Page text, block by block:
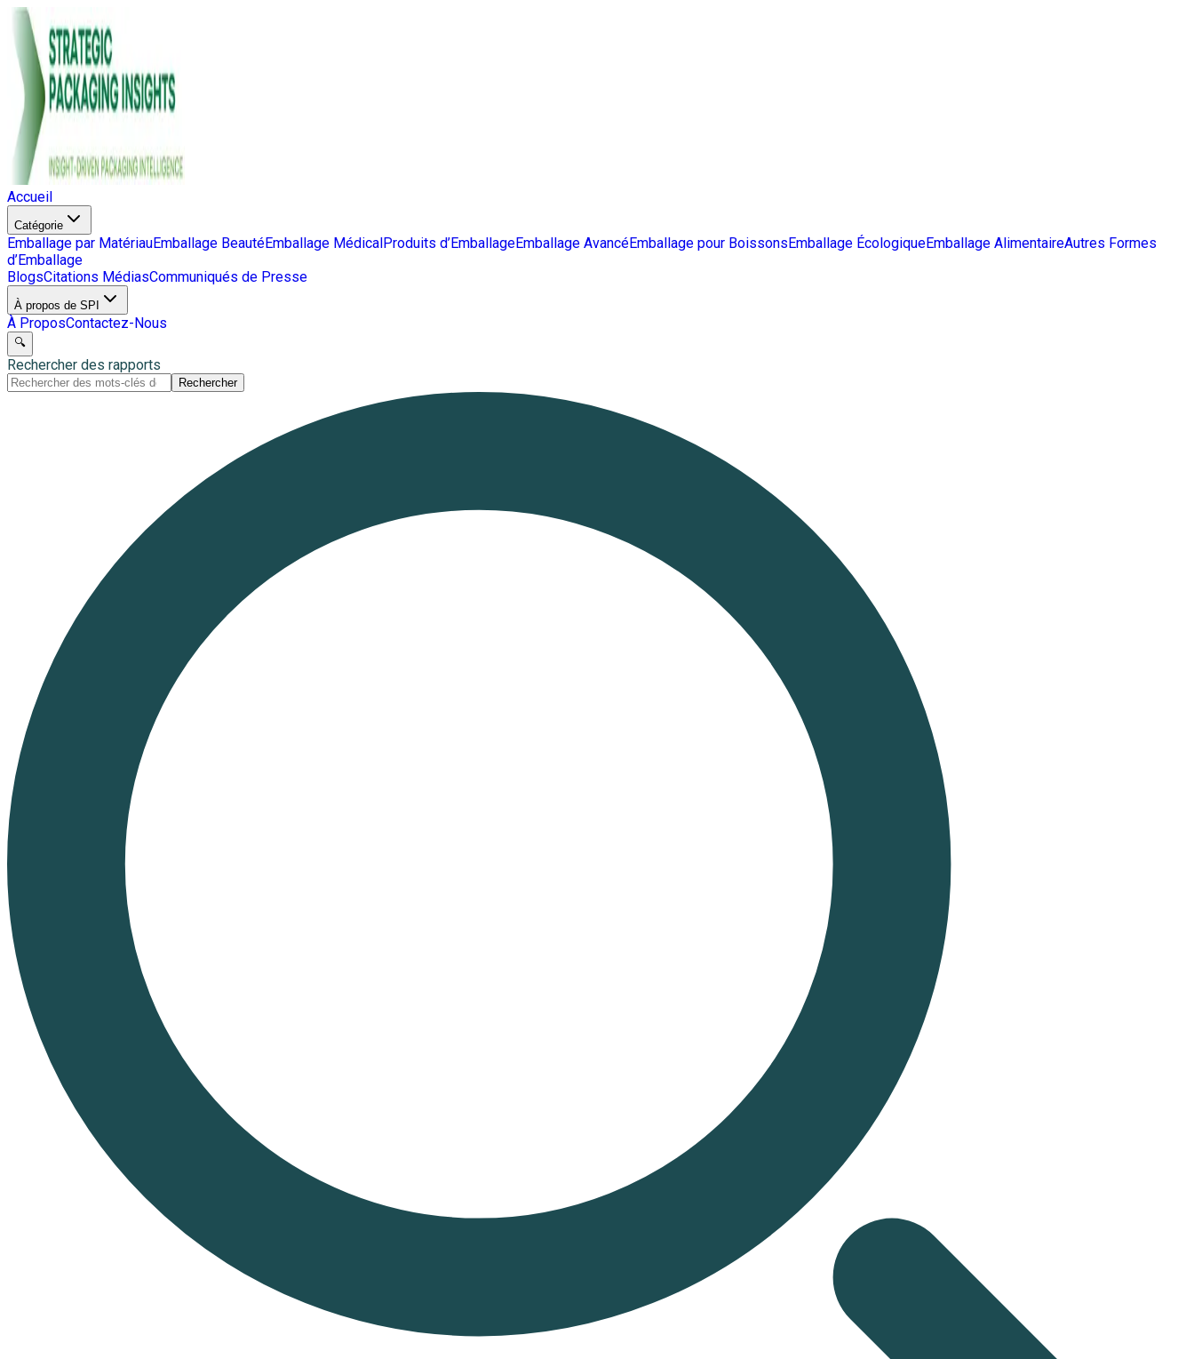
Accueil
Catégorie
Emballage par MatériauEmballage BeautéEmballage MédicalProduits d’EmballageEmballage AvancéEmballage pour BoissonsEmballage ÉcologiqueEmballage AlimentaireAutres Formes
d’Emballage
BlogsCitations MédiasCommuniqués de Presse
À propos de SPI
À ProposContactez-Nous
🔍
Rechercher des rapports
Rechercher